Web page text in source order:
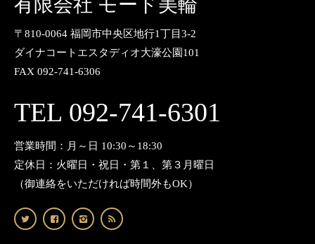
〒810-0064 福岡市中央区地行1丁目3-2
ダイナコートエスタディオ大濠公園101
FAX 092-741-6306
TEL 092-741-6301
営業時間：月～日 10:30～18:30
定休日：火曜日・祝日・第１、第３月曜日
（御連絡をいただければ時間外もOK）